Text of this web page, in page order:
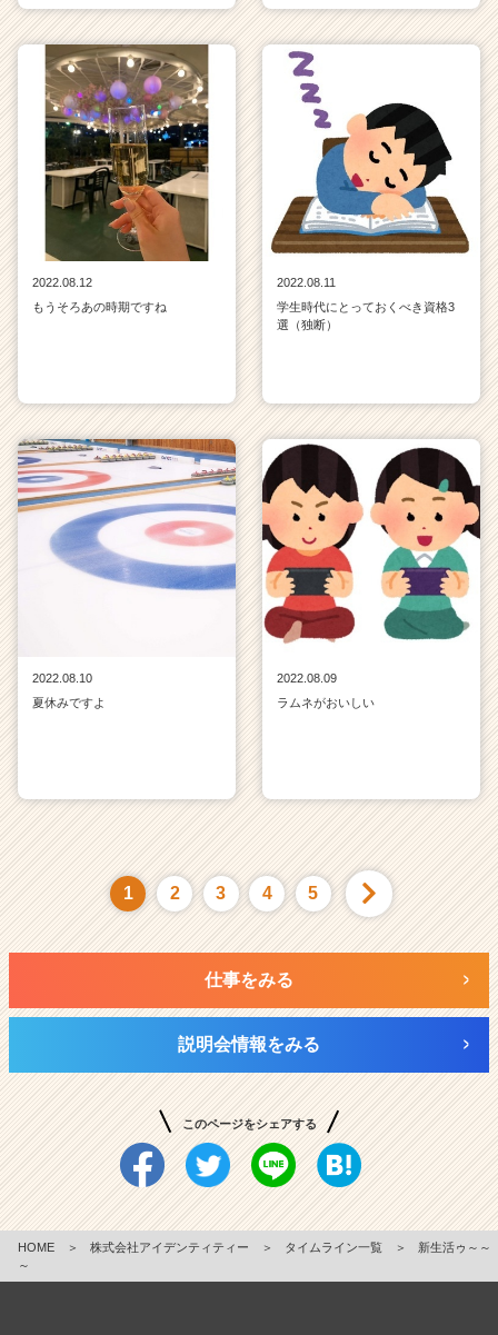
2022.08.12
もうそろあの時期ですね
2022.08.11
学生時代にとっておくべき資格3
選（独断）
2022.08.10
夏休みですよ
2022.08.09
ラムネがおいしい
1 2 3 4 5
仕事をみる
説明会情報をみる
このページをシェアする
HOME ＞ 株式会社アイデンティティー ＞ タイムライン一覧 ＞
新生活ゥ～～
～